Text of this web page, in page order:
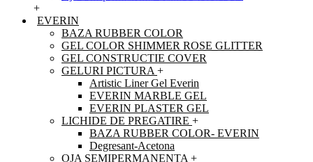
+
EVERIN
BAZA RUBBER COLOR
GEL COLOR SHIMMER ROSE GLITTER
GEL CONSTRUCTIE COVER
GELURI PICTURA +
Artistic Liner Gel Everin
EVERIN MARBLE GEL
EVERIN PLASTER GEL
LICHIDE DE PREGATIRE +
BAZA RUBBER COLOR- EVERIN
Degresant-Acetona
OJA SEMIPERMANENTA +